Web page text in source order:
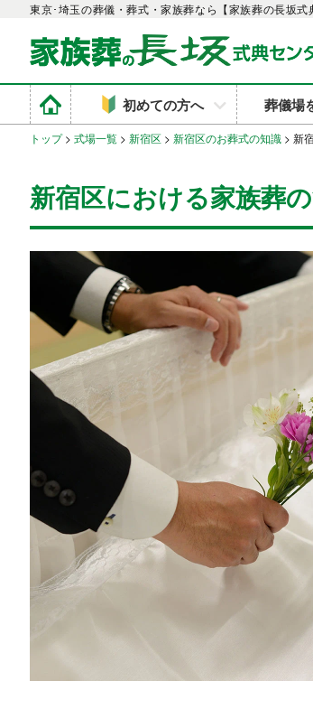
東京･埼玉の葬儀・葬式・家族葬なら【家族葬の長坂式
初めての方へ 葬儀場
トップ > 式場一覧 > 新宿区 > 新宿区のお葬式の知識 > 新
新宿区における家族葬